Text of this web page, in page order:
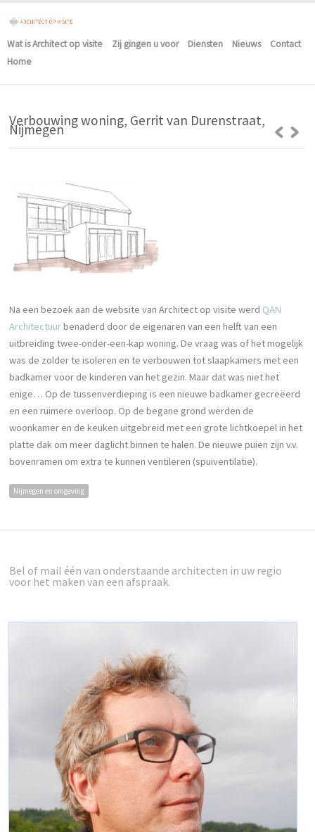
Wat is Architect op visite Zij gingen u voor Diensten Nieuws
Contact
Home
Verbouwing woning, Gerrit van Durenstraat,
Nijmegen
Na een bezoek aan de website van Architect op visite werd QAN
Architectuurbenaderd door de eigenaren van een helft van een
uitbreiding twee-onder-een-kap woning. De vraag was of het mogelijk
was de zolder te isoleren en te verbouwen tot slaapkamers met een
badkamer voor de kinderen van het gezin. Maar dat was niet het
enige… Op de tussenverdieping is een nieuwe badkamer gecreëerd
en een ruimere overloop. Op de begane grond werden de
woonkamer en de keuken uitgebreid met een grote lichtkoepel in het
platte dak om meer daglicht binnen te halen. De nieuwe puien zijn v.v.
bovenramen om extra te kunnen ventileren (spuiventilatie).
Nijmegen en omgeving
Bel of mail één van onderstaande architecten in uw regio
voor het maken van een afspraak.